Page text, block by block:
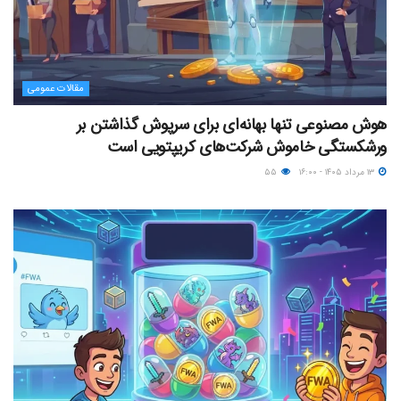
مقالات عمومی
هوش مصنوعی تنها بهانه‌ای برای سرپوش گذاشتن بر
ورشکستگی خاموش شرکت‌های کریپتویی است